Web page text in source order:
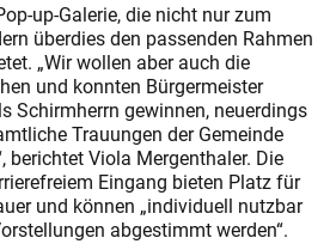
up-Galerie, die nicht nur zum
überdies den passenden Rahmen
„Wir wollen aber auch die
und konnten Bürgermeister
Schirmherrn gewinnen, neuerdings
Trauungen der Gemeinde
berichtet Viola Mergenthaler. Die
Eingang bieten Platz für
und können „individuell nutzbar
abgestimmt werden“.